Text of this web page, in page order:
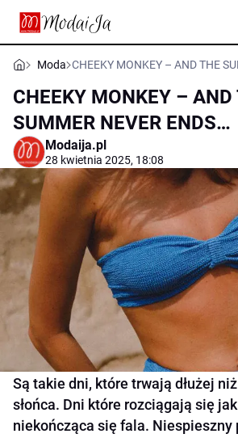
Moda CHEEKY MONKEY – AND THE
CHEEKY MONKEY – AND
SUMMER NEVER ENDS…
Modaija.pl
28 kwietnia 2025, 18:08
Są takie dni, które trwają dłużej
słońca. Dni które rozciągają się
niekończąca się fala. Niespieszny